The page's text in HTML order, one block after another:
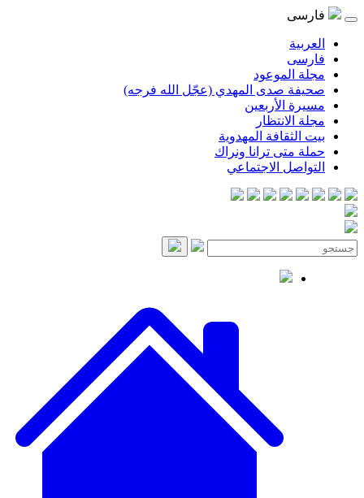
فارسی
العربية
فارسی
مجلة الموعود
صحيفة صدى المهدي (عجّل الله فرجه)
مسيرة الأربعين
مجلة الانتظار
بيت الثقافة المهدوية
حملة متى ترانا ونراك
التواصل الاجتماعي